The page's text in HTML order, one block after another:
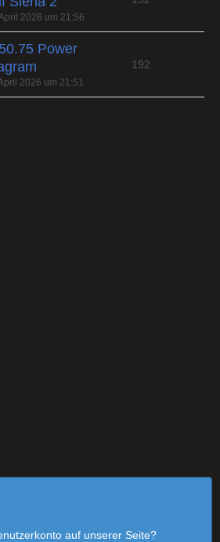
2026 um 21:56
Power
2026 um 21:51
192
auf unserer Seite?